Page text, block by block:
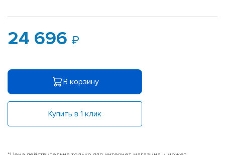
24 696
В корзину
Купить в 1 клик